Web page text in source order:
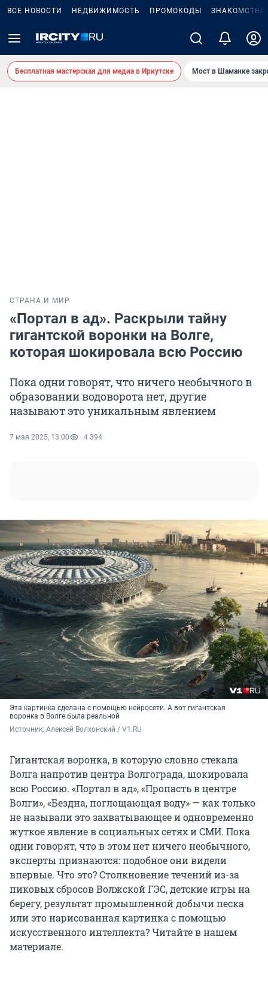
ВСЕ НОВОСТИ НЕДВИЖИМОСТЬ ПРОМОКОДЫ ЗНАКОМСТВА
Бесплатная мастерская для медиа в Иркутске Мост в Шаманке
СТРАНА И МИР
«Портал в ад». Раскрыли тайну
гигантской воронки на Волге,
которая шокировала всю Россию
Пока одни говорят, что ничего необычного в
образовании водоворота нет, другие
называют это уникальным явлением
7 мая 2025, 13:00 4 394
Эта картинка сделана с помощью нейросети. А вот гигантская
воронка в Волге была реальной
Источник: Алексей Волхонский / V1.RU
Гигантская воронка, в которую словно стекала
Волга напротив центра Волгограда, шокировала
всю Россию. «Портал в ад», «Пропасть в центре
Волги», «Бездна, поглощающая воду» — как только
не называли это захватывающее и одновременно
жуткое явление в социальных сетях и СМИ. Пока
одни говорят, что в этом нет ничего необычного,
эксперты признаются: подобное они видели
впервые. Что это? Столкновение течений из-за
пиковых сбросов Волжской ГЭС, детские игры на
берегу, результат промышленной добычи песка
или это нарисованная картинка с помощью
искусственного интеллекта? Читайте в нашем
материале.